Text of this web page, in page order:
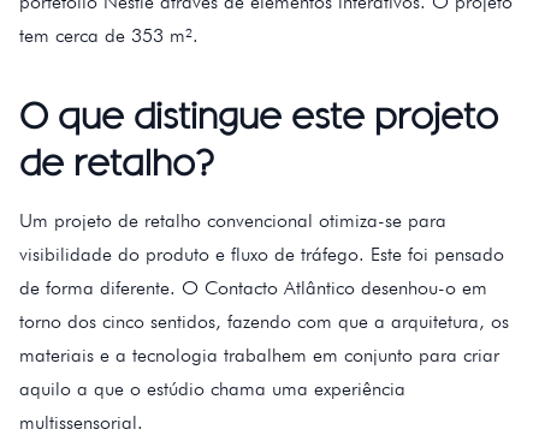
tem cerca de 353 m².
O que distingue este projeto
de retalho?
Um projeto de retalho convencional otimiza-se para
visibilidade do produto e fluxo de tráfego. Este foi pensado
de forma diferente. O Contacto Atlântico desenhou-o em
torno dos cinco sentidos, fazendo com que a arquitetura, os
materiais e a tecnologia trabalhem em conjunto para criar
aquilo a que o estúdio chama uma experiência
multissensorial.